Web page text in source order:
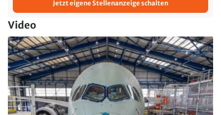
Jetzt eigene Stellenanzeige schalten
Video